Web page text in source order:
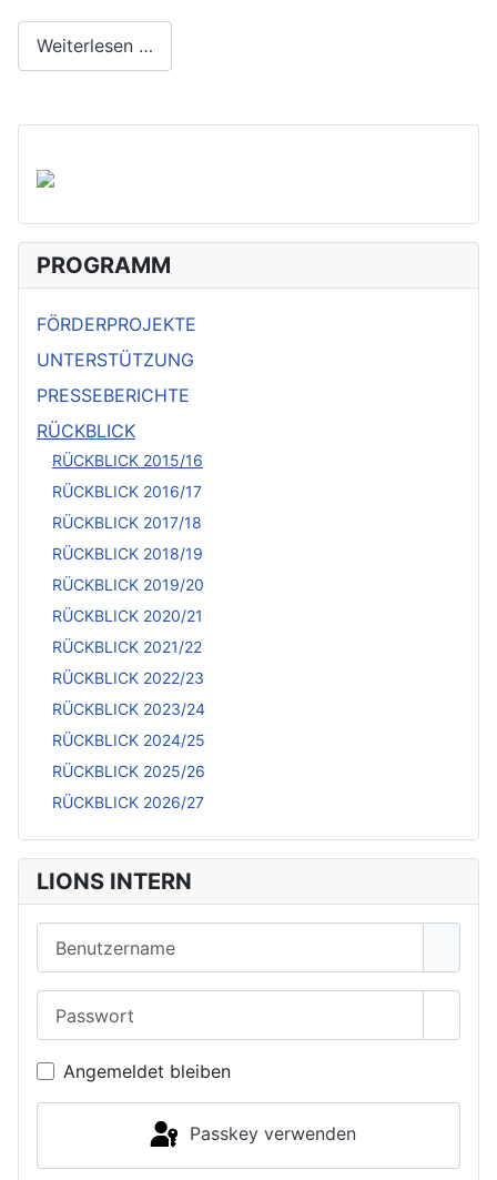
PROGRAMM
FÖRDERPROJEKTE
UNTERSTÜTZUNG
PRESSEBERICHTE
RÜCKBLICK
RÜCKBLICK 2015/16
RÜCKBLICK 2016/17
RÜCKBLICK 2017/18
RÜCKBLICK 2018/19
RÜCKBLICK 2019/20
RÜCKBLICK 2020/21
RÜCKBLICK 2021/22
RÜCKBLICK 2022/23
RÜCKBLICK 2023/24
RÜCKBLICK 2024/25
RÜCKBLICK 2025/26
RÜCKBLICK 2026/27
LIONS INTERN
Angemeldet bleiben
Passkey verwenden
Weiterlesen …